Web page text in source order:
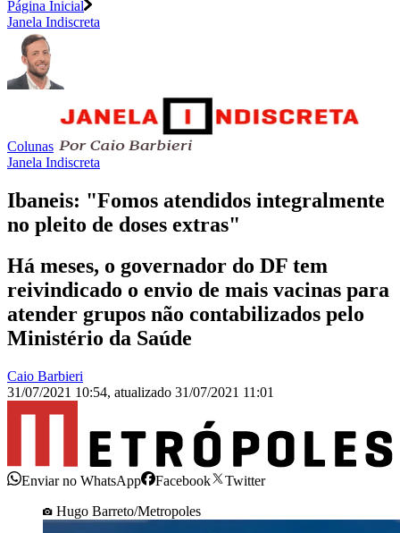
Página Inicial
Janela Indiscreta
Colunas
Janela Indiscreta
Ibaneis: "Fomos atendidos integralmente
no pleito de doses extras"
Há meses, o governador do DF tem
reivindicado o envio de mais vacinas para
atender grupos não contabilizados pelo
Ministério da Saúde
Caio Barbieri
31/07/2021 10:54, atualizado 31/07/2021 11:01
Enviar no WhatsApp Facebook
Twitter
Hugo Barreto/Metropoles